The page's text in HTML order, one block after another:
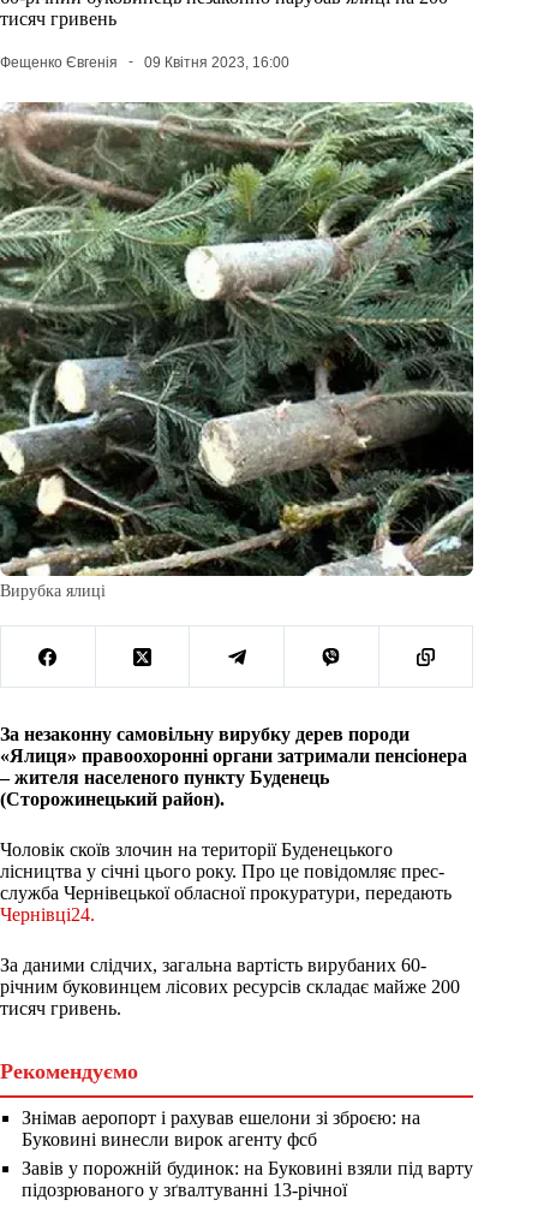
тисяч гривень
Фещенко Євгенія 09 Квітня 2023, 16:00
Вирубка ялиці
За незаконну самовільну вирубку дерев породи
«Ялиця» правоохоронні органи затримали пенсіонера
– жителя населеного пункту Буденець
(Сторожинецький район).
Чоловік скоїв злочин на території Буденецького
лісництва у січні цього року. Про це повідомляє прес-
служба Чернівецької обласної прокуратури, передають
Чернівці24.
За даними слідчих, загальна вартість вирубаних 60-
річним буковинцем лісових ресурсів складає майже 200
тисяч гривень.
Рекомендуємо
Знімав аеропорт і рахував ешелони зі зброєю: на
Буковині винесли вирок агенту фсб
Завів у порожній будинок: на Буковині взяли під варту
підозрюваного у зґвалтуванні 13-річної